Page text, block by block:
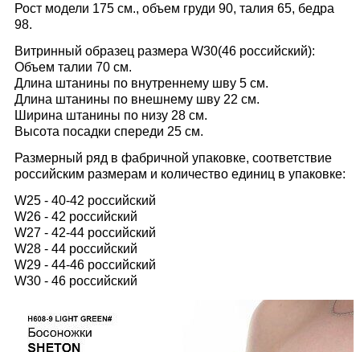
Рост модели 175 см., объем груди 90, талия 65, бедра
98.
Витринный образец размера W30(46 российский):
Объем талии 70 см.
Длина штанины по внутреннему шву 5 см.
Длина штанины по внешнему шву 22 см.
Ширина штанины по низу 28 см.
Высота посадки спереди 25 см.
Размерный ряд в фабричной упаковке, соответствие
российским размерам и количество единиц в упаковке:
W25 - 40-42 российский
W26 - 42 российский
W27 - 42-44 российский
W28 - 44 российский
W29 - 44-46 российский
W30 - 46 российский